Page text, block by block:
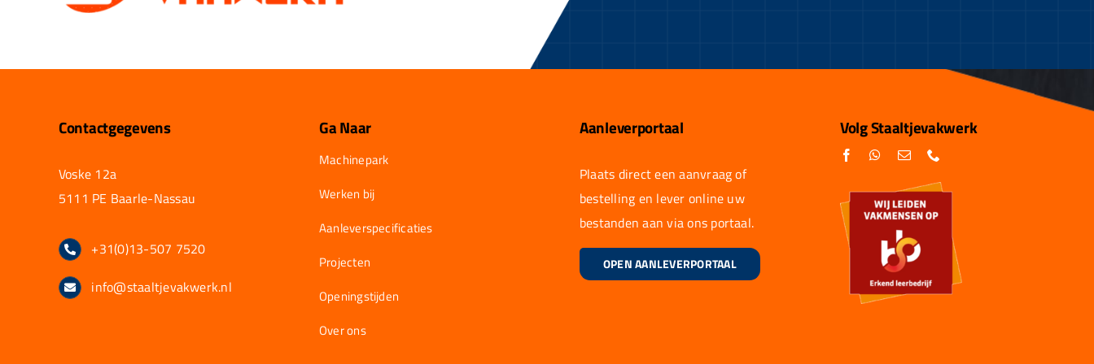
Contactgegevens
Voske 12a
5111 PE Baarle-Nassau
+31(0)13-507 7520
info@staaltjevakwerk.nl
Ga Naar
Machinepark
Werken bij
Aanleverspecificaties
Projecten
Openingstijden
Over ons
Aanleverportaal
Plaats direct een aanvraag of
bestelling en lever online uw
bestanden aan via ons portaal.
OPEN AANLEVERPORTAAL
Volg Staaltjevakwerk